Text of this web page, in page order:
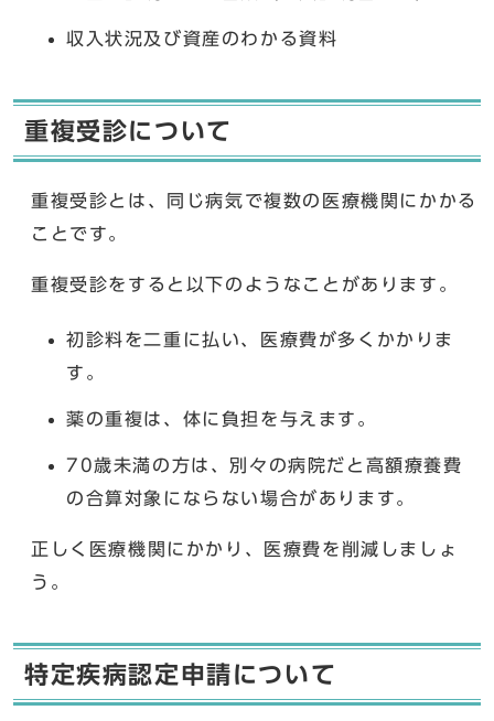
収入状況及び資産のわかる資料
重複受診について
重複受診とは、同じ病気で複数の医療機関にかかる
ことです。
重複受診をすると以下のようなことがあります。
初診料を二重に払い、医療費が多くかかりま
す。
薬の重複は、体に負担を与えます。
70歳未満の方は、別々の病院だと高額療養費
の合算対象にならない場合があります。
正しく医療機関にかかり、医療費を削減しましょ
う。
特定疾病認定申請について